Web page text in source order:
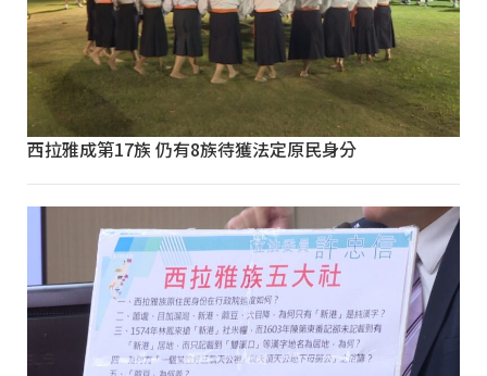
西拉雅成第17族 仍有8族待獲法定原民身分